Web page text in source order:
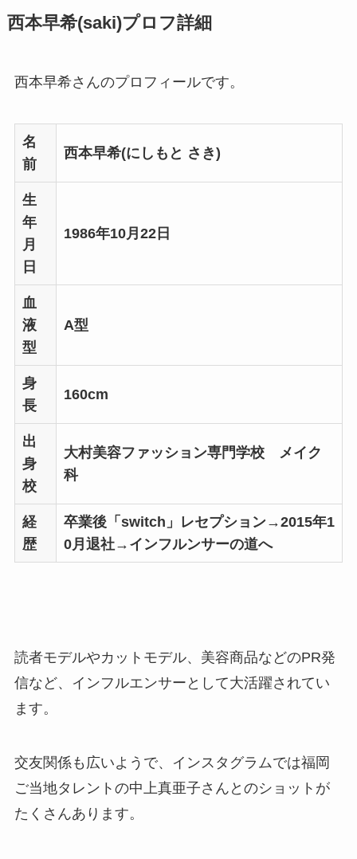
西本早希(saki)プロフ詳細
西本早希さんのプロフィールです。
名
前
西本早希(にしもと さき)
生
年
月
日
1986年10月22日
血
液
型
A型
身
長
160cm
出
身
校
大村美容ファッション専門学校 メイク
科
経
歴
卒業後「switch」レセプション→2015年1
0月退社→インフルンサーの道へ
読者モデルやカットモデル、美容商品などのPR発
信など、インフルエンサーとして大活躍されてい
ます。
交友関係も広いようで、インスタグラムでは福岡
ご当地タレントの中上真亜子さんとのショットが
たくさんあります。